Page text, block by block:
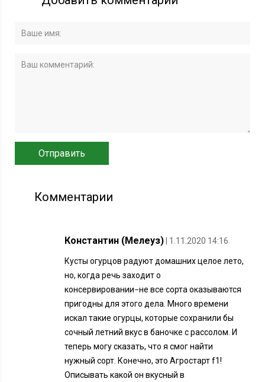
Комментарии
Константин (Мелеуз) | 1.11.2020 14:16
Кусты огурцов радуют домашних целое лето,
но, когда речь заходит о
консервировании−не все сорта оказываются
пригодны для этого дела. Много времени
искал такие огурцы, которые сохранили бы
сочный летний вкус в баночке с рассолом. И
теперь могу сказать, что я смог найти
нужный сорт. Конечно, это Агростарт f1!
Описывать какой он вкусный в